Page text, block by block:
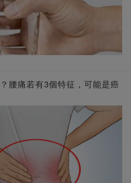
腰痛若有3個特征，可能是癌